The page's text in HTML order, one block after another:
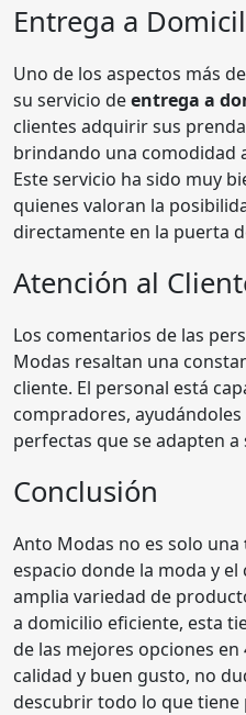
Entrega a
Uno de los aspectos más
su servicio deentrega a
clientes adquirir sus
brindando una comodidad
Este servicio ha sido muy
quienes valoran la
directamente en la puerta
Atención al
Los comentarios de las
Modas resaltan una
cliente. El personal está
compradores,
perfectas que se adapten
Conclusión
Anto Modas no es solo una
espacio donde la moda y
amplia variedad de
a domicilio eficiente, esta
de las mejores opciones en
calidad y buen gusto, no
descubrir todo lo que tiene